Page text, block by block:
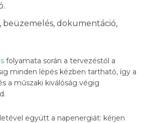
beüzemelés, dokumentáció,
folyamata során a tervezéstől a
minden lépés kézben tartható, így a
a műszaki kiválóság végig
együtt a napenergiát: kérjen